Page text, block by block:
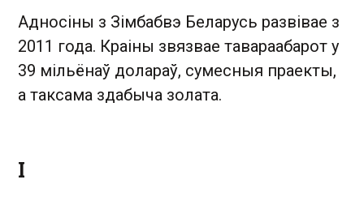
Адносіны з Зімбабвэ Беларусь развівае з
2011 года. Краіны звязвае тавараабарот у
39 мільёнаў долараў, сумесныя праекты,
а таксама здабыча золата.
І